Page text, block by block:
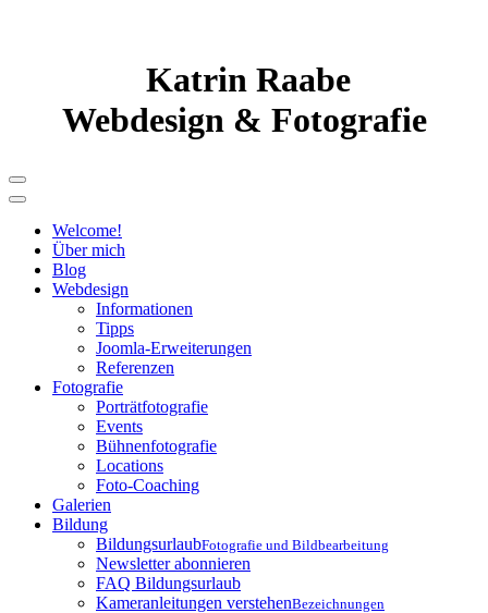
Katrin Raabe
Webdesign & Fotografie
Welcome!
Über mich
Blog
Webdesign
Informationen
Tipps
Joomla-Erweiterungen
Referenzen
Fotografie
Porträtfotografie
Events
Bühnenfotografie
Locations
Foto-Coaching
Galerien
Bildung
BildungsurlaubFotografie und Bildbearbeitung
Newsletter abonnieren
FAQ Bildungsurlaub
Kameranleitungen verstehenBezeichnungen